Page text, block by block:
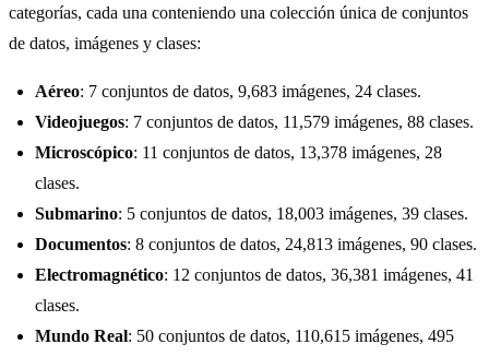
categorías, cada una conteniendo una colección única de conjuntos
de datos, imágenes y clases:
Aéreo: 7 conjuntos de datos, 9,683 imágenes, 24 clases.
Videojuegos: 7 conjuntos de datos, 11,579 imágenes, 88 clases.
Microscópico: 11 conjuntos de datos, 13,378 imágenes, 28
clases.
Submarino: 5 conjuntos de datos, 18,003 imágenes, 39 clases.
Documentos: 8 conjuntos de datos, 24,813 imágenes, 90 clases.
Electromagnético: 12 conjuntos de datos, 36,381 imágenes, 41
clases.
Mundo Real: 50 conjuntos de datos, 110,615 imágenes, 495